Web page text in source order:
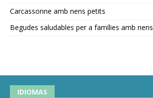
Carcassonne amb nens petits
Begudes saludables per a famílies amb nens
IDIOMAS